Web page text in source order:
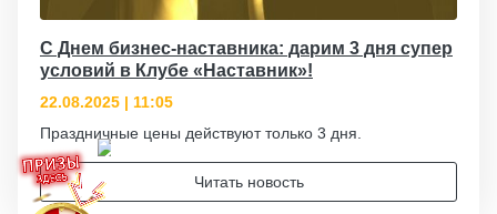
С Днем бизнес-наставника: дарим 3 дня супер
условий в Клубе «Наставник»!
22.08.2025 | 11:05
Праздничные цены действуют только 3 дня.
Читать новость